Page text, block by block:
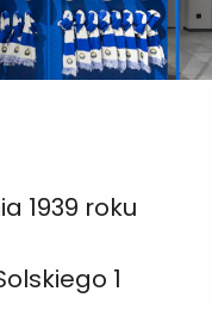
1939 roku
1